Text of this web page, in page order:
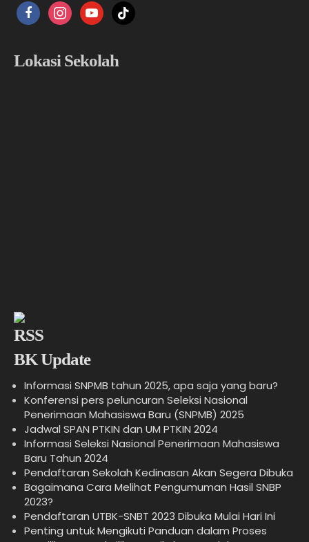
facebookinstagramyoutubetiktok
Lokasi Sekolah
BK Update
Informasi SNPMB tahun 2025, apa saja yang baru?
Konferensi pers peluncuran Seleksi Nasional
Penerimaan Mahasiswa Baru (SNPMB) 2025
Jadwal SPAN PTKIN dan UM PTKIN 2024
Informasi Seleksi Nasional Penerimaan Mahasiswa
Baru Tahun 2024
Pendaftaran Sekolah Kedinasan Akan Segera Dibuka
Bagaimana Cara Melihat Pengumuman Hasil SNBP
2023?
Pendaftaran UTBK-SNBT 2023 Dibuka Mulai Hari Ini
Penting untuk Mengikuti Panduan dalam Proses